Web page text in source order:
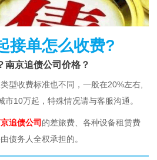
接单怎么收费?
南京追债公司价格？
型收费标准也不同，一般在20%左右,
10万起，特殊情况请与客服沟通。
追债公司 的差旅费、各种设备租赁费
债务人全权承担的。